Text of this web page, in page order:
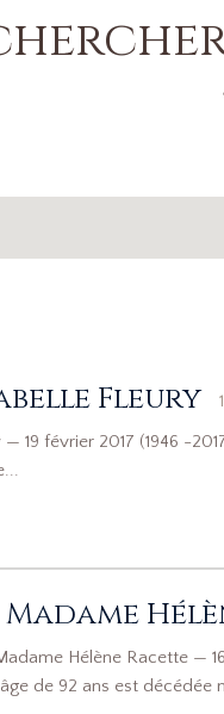
Fleury
19 février 2017 (1946 -
Madame
Hélène Racette —
de 92 ans est décédée